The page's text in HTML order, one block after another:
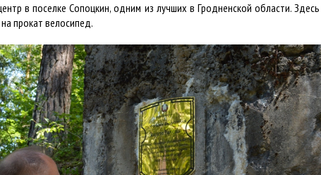
в поселке Сопоцкин, одним из лучших в Гродненской области.
прокат велосипед.